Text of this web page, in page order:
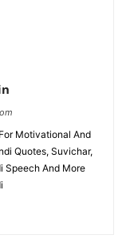
Motivational And
Quotes, Suvichar,
Speech And More